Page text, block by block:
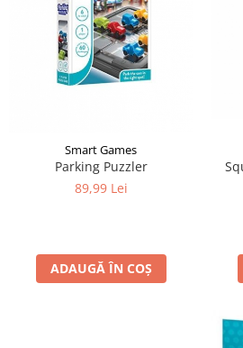
Smart Games
Parking Puzzler
89,99 Lei
ADAUGĂ ÎN COȘ